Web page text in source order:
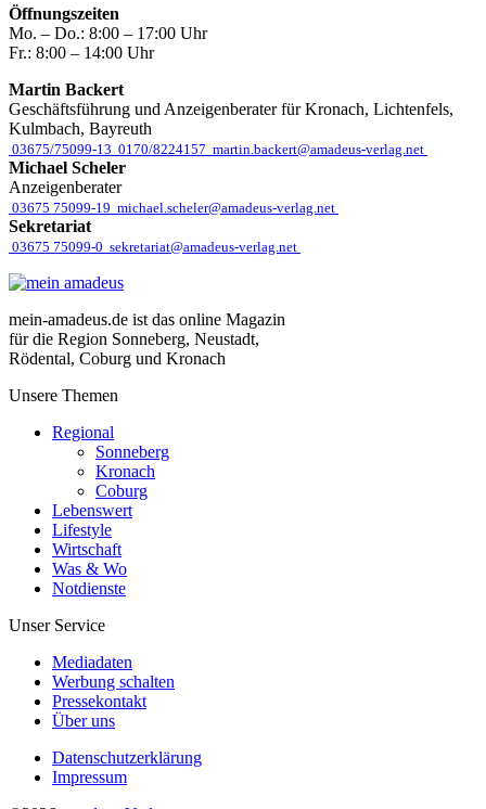
Öffnungszeiten
Mo. – Do.: 8:00 – 17:00 Uhr
Fr.: 8:00 – 14:00 Uhr
Martin Backert
Geschäftsführung und Anzeigenberater für Kronach, Lichtenfels,
Kulmbach, Bayreuth
03675/75099-13 0170/8224157 martin.backert@amadeus-verlag.net
Michael Scheler
Anzeigenberater
03675 75099-19 michael.scheler@amadeus-verlag.net
Sekretariat
03675 75099-0 sekretariat@amadeus-verlag.net
mein-amadeus.de ist das online Magazin
für die Region Sonneberg, Neustadt,
Rödental, Coburg und Kronach
Unsere Themen
Regional
Sonneberg
Kronach
Coburg
Lebenswert
Lifestyle
Wirtschaft
Was & Wo
Notdienste
Unser Service
Mediadaten
Werbung schalten
Pressekontakt
Über uns
Datenschutzerklärung
Impressum